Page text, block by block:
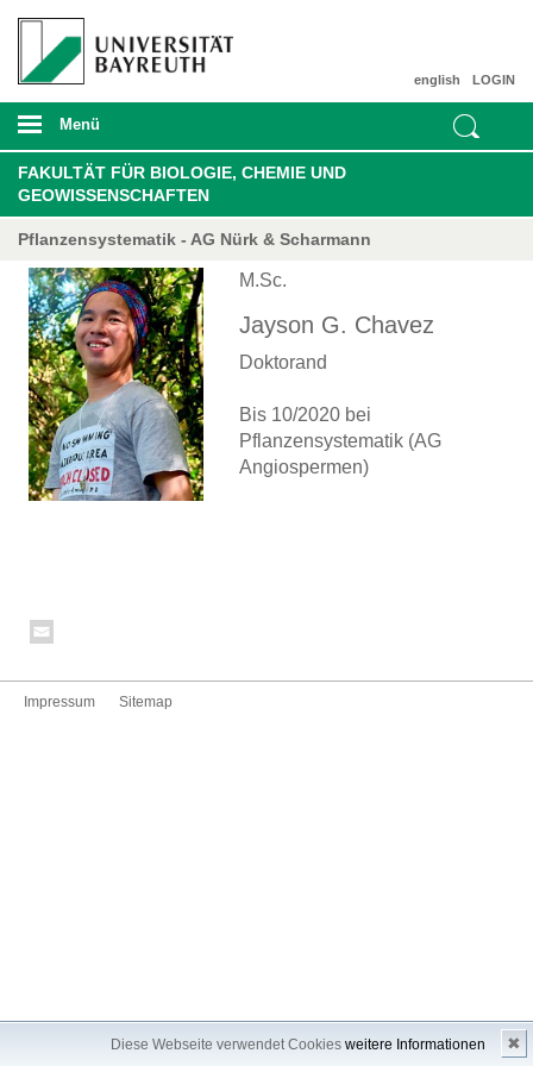
Diese Webseite verwendet Cookies weitere Informationen ✖
LOGIN
english
Menü
FAKULTÄT FÜR BIOLOGIE, CHEMIE UND
GEOWISSENSCHAFTEN
Pflanzensystematik - AG Nürk & Scharmann
M.Sc.
Jayson G. Chavez
Doktorand
Bis 10/2020 bei
Pflanzensystematik (AG
Angiospermen)
Impressum Sitemap